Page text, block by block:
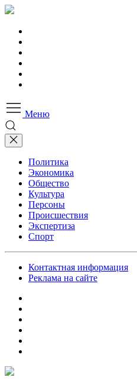
Меню
Политика
Экономика
Общество
Культура
Персоны
Происшествия
Экспертиза
Спорт
Контактная информация
Реклама на сайте